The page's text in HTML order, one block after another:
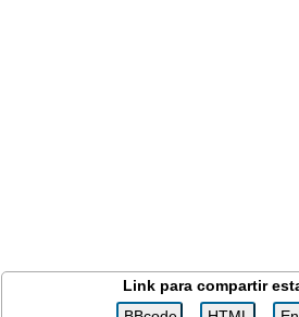
Link para compartir